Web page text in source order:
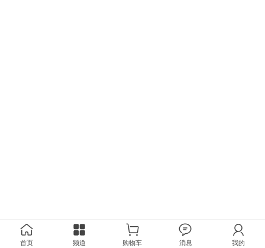
首页 频道 购物车 消息 我的